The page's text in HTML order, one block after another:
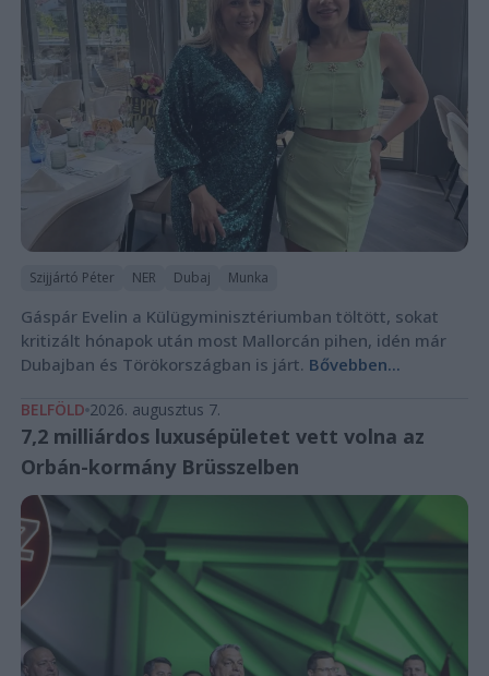
Szijjártó Péter NER Dubaj Munka
Gáspár Evelin a Külügyminisztériumban töltött, sokat
kritizált hónapok után most Mallorcán pihen, idén már
Dubajban és Törökországban is járt. Bővebben...
BELFÖLD 2026. augusztus 7.
7,2 milliárdos luxusépületet vett volna az
Orbán-kormány Brüsszelben